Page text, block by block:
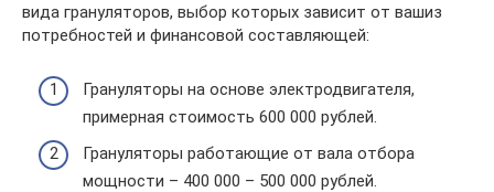
вида грануляторов, выбор которых зависит от вашиз
потребностей и финансовой составляющей:
Грануляторы на основе электродвигателя,
примерная стоимость 600 000 рублей.
Грануляторы работающие от вала отбора
мощности – 400 000 – 500 000 рублей.